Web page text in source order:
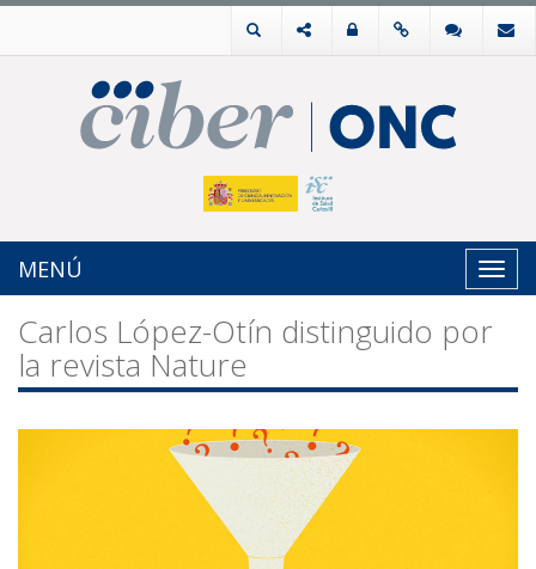
MENÚ
Carlos López-Otín distinguido por
la revista Nature